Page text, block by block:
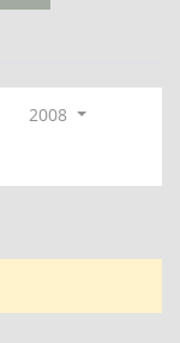
2008